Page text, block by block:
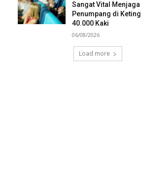
Sangat Vital Menjaga
Penumpang di
40.000 Kaki
06/08/2026
Load more